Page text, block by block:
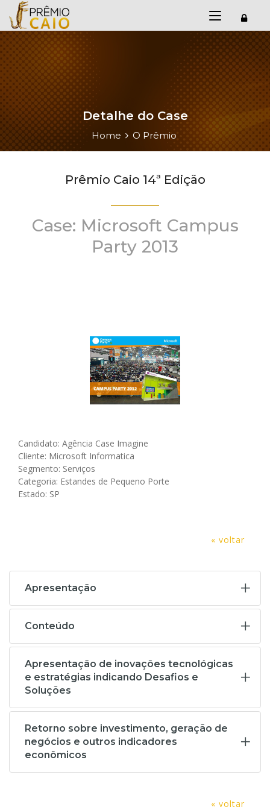
Detalhe do Case
Home O Prêmio
Prêmio Caio 14ª Edição
Case: Microsoft Campus
Party 2013
Candidato: Agência Case Imagine
Cliente: Microsoft Informatica
Segmento: Serviços
Categoria: Estandes de Pequeno Porte
Estado: SP
« voltar
Apresentação
Conteúdo
Apresentação de inovações tecnológicas
e estratégias indicando Desafios e
Soluções
Retorno sobre investimento, geração de
negócios e outros indicadores
econômicos
« voltar